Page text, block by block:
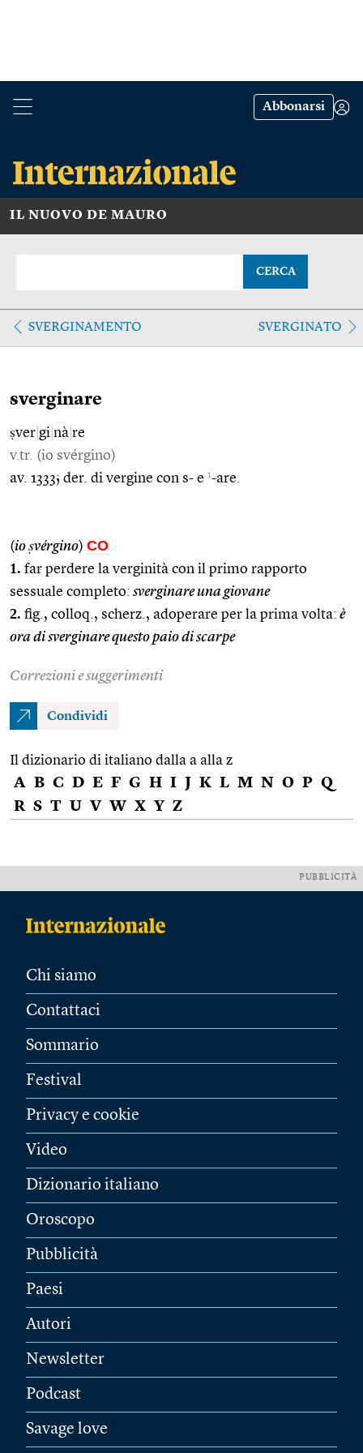
Abbonarsi
IL NUOVO DE MAURO
CERCA
SVERGINAMENTO SVERGINATO
sverginare
ṣver gi nà re
v.tr. (io svérgino)
av. 1333; der. di vergine con s- e 1-are.
(io ṣvérgino) CO
1. far perdere la verginità con il primo rapporto
sessuale completo: sverginare una giovane
2. fig., colloq., scherz., adoperare per la prima volta: è
ora di sverginare questo paio di scarpe
Correzioni e suggerimenti
Condividi
Il dizionario di italiano dalla a alla z
A B C D E F G H I J K L M N O P Q
R S T U V W X Y Z
PUBBLICITÀ
Chi siamo
Contattaci
Sommario
Festival
Privacy e cookie
Video
Dizionario italiano
Oroscopo
Pubblicità
Paesi
Autori
Newsletter
Podcast
Savage love